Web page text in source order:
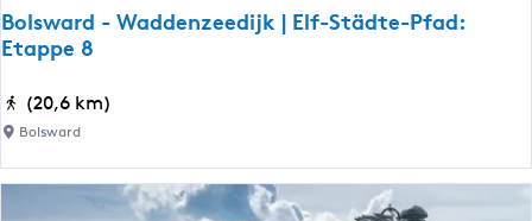
i
m
w
e
r
Bolsward - Waddenzeedijk | Elf-Städte-Pfad:
Etappe 8
B
o
s
(20,6 km)
Bolsward